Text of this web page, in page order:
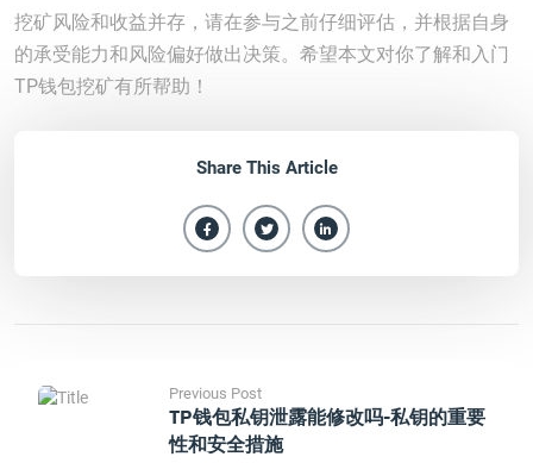
挖矿风险和收益并存，请在参与之前仔细评估，并根据自身
的承受能力和风险偏好做出决策。希望本文对你了解和入门
TP钱包挖矿有所帮助！
Share This Article
Previous Post
TP钱包私钥泄露能修改吗-私钥的重要
性和安全措施